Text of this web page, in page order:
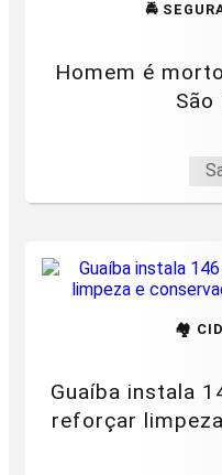
🚔
Homem é
São
🏘️
Guaíba instala
reforçar